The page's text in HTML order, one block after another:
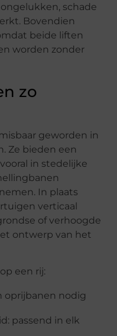
schade
Bovendien
beide liften
worden zonder
zo
geworden in
Ze bieden een
in stedelijke
In plaats
verticaal
of verhoogde
ontwerp van het
een rij:
oprijbanen nodig
passend in elk